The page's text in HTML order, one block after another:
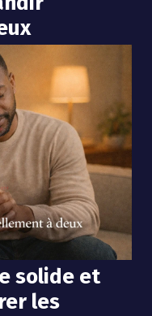
solide et
les